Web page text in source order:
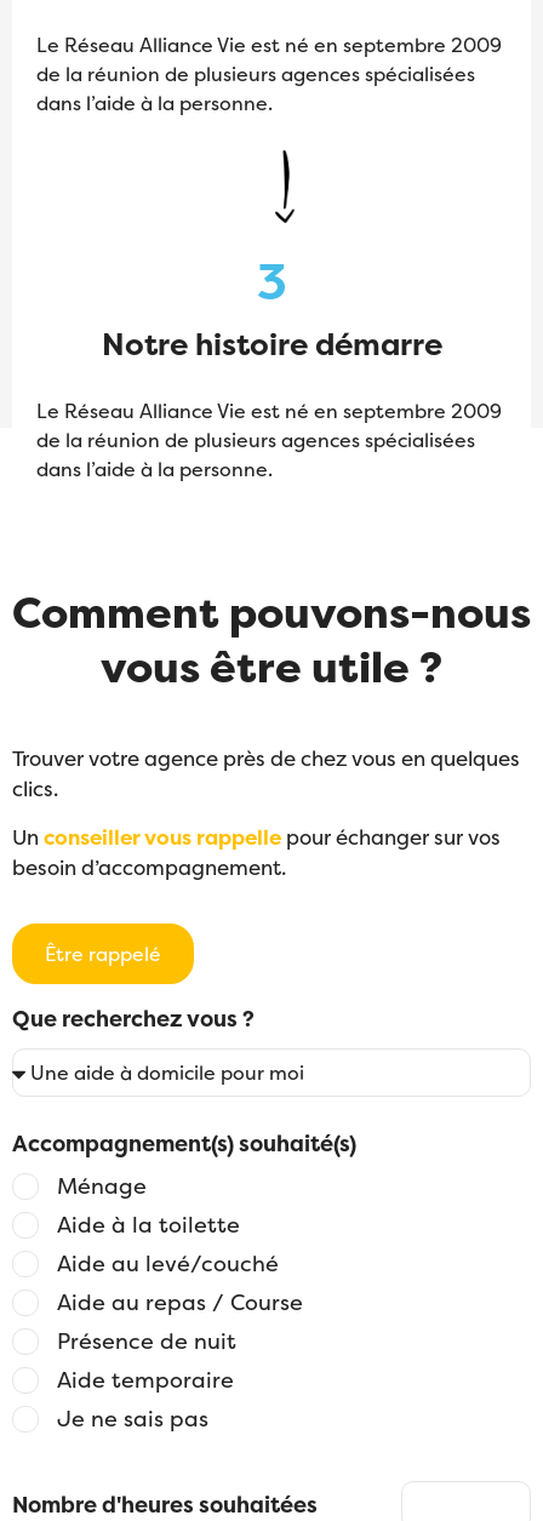
Le Réseau Alliance Vie est né en septembre 2009
de la réunion de plusieurs agences spécialisées
dans l’aide à la personne.
3
Notre histoire démarre
Le Réseau Alliance Vie est né en septembre 2009
de la réunion de plusieurs agences spécialisées
dans l’aide à la personne.
Comment pouvons-nous
vous être utile ?
Trouver votre agence près de chez vous en quelques
clics.
Un conseiller vous rappelle pour échanger sur vos
besoin d’accompagnement.
Être rappelé
Que recherchez vous ?
Accompagnement(s) souhaité(s)
Ménage
Aide à la toilette
Aide au levé/couché
Aide au repas / Course
Présence de nuit
Aide temporaire
Je ne sais pas
Nombre d'heures souhaitées